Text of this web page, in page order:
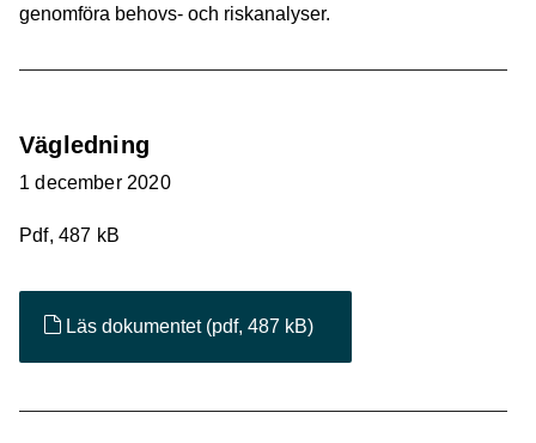
genomföra behovs- och riskanalyser.
Vägledning
1 december 2020
Pdf, 487 kB
Läs dokumentet (pdf, 487 kB)